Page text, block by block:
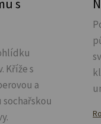
s
Kříže s
a